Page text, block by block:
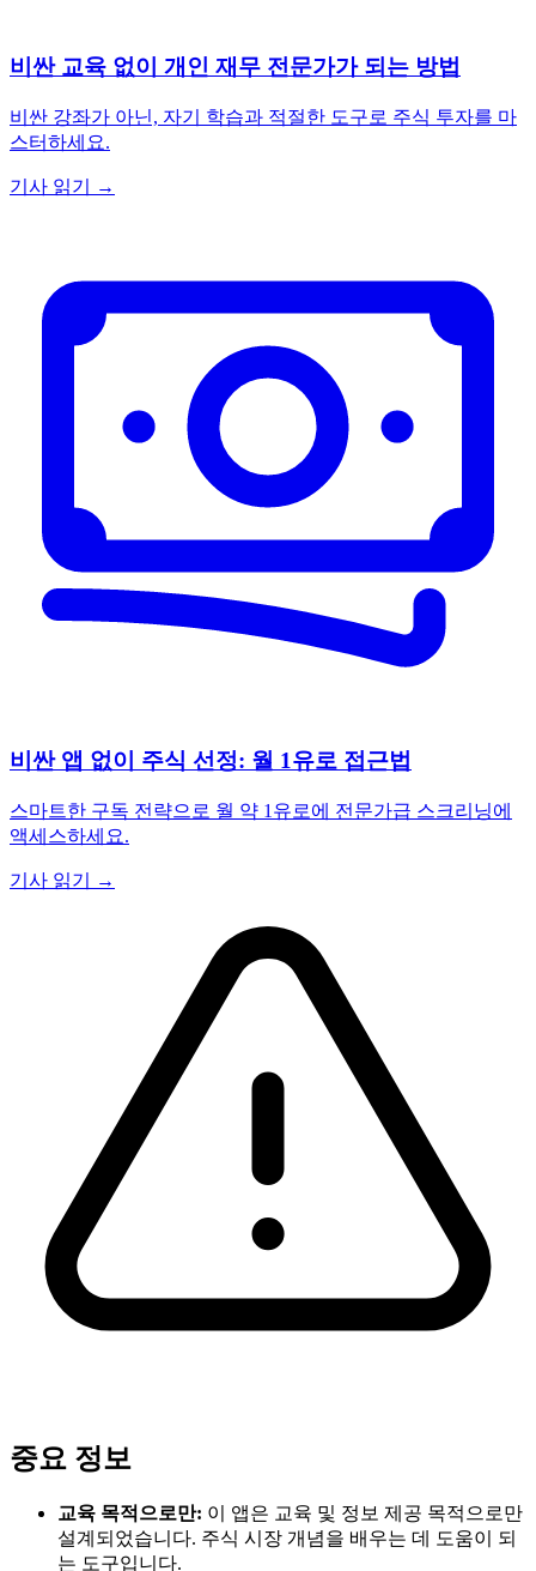
비싼 교육 없이 개인 재무 전문가가 되는 방법
비싼 강좌가 아닌, 자기 학습과 적절한 도구로 주식 투자를 마
스터하세요.
기사 읽기 →
비싼 앱 없이 주식 선정: 월 1유로 접근법
스마트한 구독 전략으로 월 약 1유로에 전문가급 스크리닝에
액세스하세요.
기사 읽기 →
중요 정보
교육 목적으로만: 이 앱은 교육 및 정보 제공 목적으로만
설계되었습니다. 주식 시장 개념을 배우는 데 도움이 되
는 도구입니다.